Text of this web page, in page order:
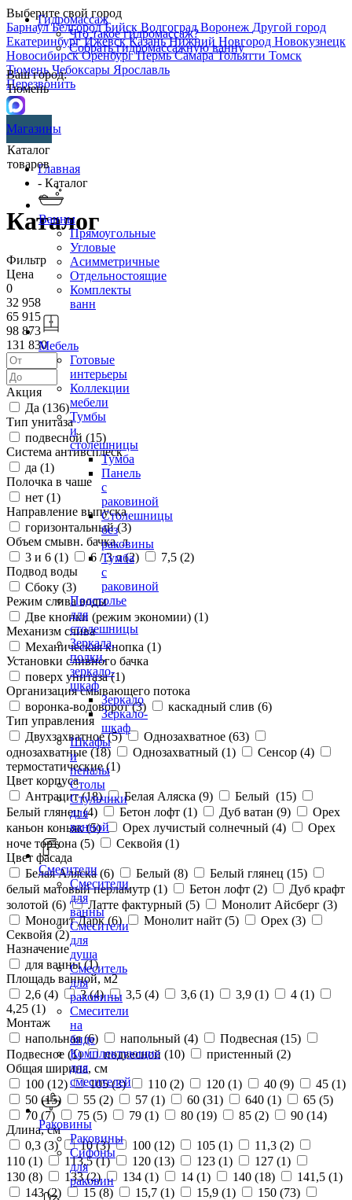
Выберите свой город
БарнаулБелгородБийск ВолгоградВоронеж Другой город
ЕкатеринбургИжевскКазаньНижний Новгород Новокузнецк
НовосибирскОренбургПермьСамараТольятти Томск
ТюменьЧебоксары Ярославль
Перезвонить
Гидромассаж
Что такое гидромассаж?
Собрать гидромассажную ванну
Ваш город:
Тюмень
Магазины
Каталог
товаров
Ванны
Прямоугольные
Угловые
Асимметричные
Отдельностоящие
Комплекты
ванн
Мебель
Готовые
интерьеры
Коллекции
мебели
Тумбы
и
столешницы
Тумба
Панель
с
раковиной
Столешницы
без
раковины
Тумба
с
раковиной
Подстолье
для
столешницы
Зеркала,
полки,
зеркало-
шкаф
Зеркало
Зеркало-
шкаф
Шкафы
и
пеналы
Столы
Стульчики
для
ванной
Смесители
Смесители
для
ванны
Смесители
для
душа
Смеситель
для
раковины
Смесители
на
биде
Комплектующие
для
смесителей
Раковины
Раковины
Сифоны
для
раковин
Главная
- Каталог
Каталог
Фильтр
Цена
0
32 958
65 915
98 873
131 830
Акция
Да (136)
Тип унитаза
подвесной (15)
Система антивсплеск
да (1)
Полочка в чаше
нет (1)
Направление выпуска
горизонтальный (3)
Объем смывн. бачка, л
3 и 6 (1) 6 / 3 л (2) 7,5 (2)
Подвод воды
Сбоку (3)
Режим слива воды
Две кнопки (режим экономии) (1)
Механизм слива
Механическая кнопка (1)
Установки сливного бачка
поверх унитаза (1)
Организация смывающего потока
воронка-водоворот (3) каскадный слив (6)
Тип управления
Двухзахватное (5) Однозахватное (63)
однозахватные (18) Однозахватный (1) Сенсор (4)
термостатические (1)
Цвет корпуса
Антрацит (18) Белая Аляска (9) Белый (15)
Белый глянец (4) Бетон лофт (1) Дуб ватан (9)
Орех
каньон коньяк (5) Орех лучистый солнечный (4)
Орех
ноче тортона (5) Секвойя (1)
Цвет фасада
Белая Аляска (6) Белый (8) Белый глянец (15)
белый матовый перламутр (1) Бетон лофт (2)
Дуб крафт
золотой (6) Латте фактурный (5) Монолит Айсберг (3)
Монолит Дарк (6) Монолит найт (5) Орех (3)
Секвойя (2)
Назначение
для ванны (1)
Площадь ванной, м2
2,6 (4) 3 (4) 3,5 (4) 3,6 (1) 3,9 (1) 4 (1)
4,25 (1)
Монтаж
напольная (6) напольный (4) Подвесная (15)
Подвесное (1) подвесной (10) пристенный (2)
Общая ширина, см
100 (12) 105 (3) 110 (2) 120 (1) 40 (9) 45 (1)
50 (15) 55 (2) 57 (1) 60 (31) 640 (1) 65 (5)
70 (7) 75 (5) 79 (1) 80 (19) 85 (2) 90 (14)
Длина, см
0,3 (3) 10 (3) 100 (12) 105 (1) 11,3 (2)
110 (1) 113,5 (1) 120 (13) 123 (1) 127 (1)
130 (8) 133 (2) 134 (1) 14 (1) 140 (18) 141,5 (1)
143 (2) 15 (8) 15,7 (1) 15,9 (1) 150 (73)